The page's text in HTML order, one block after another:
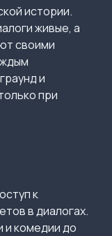
истории.
живые, а
своими
и
при
к
в диалогах.
и комедии до